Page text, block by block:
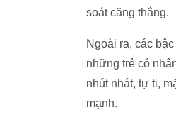
soát căng thẳng.
Ngoài ra, các
những trẻ có
nhút nhát, tự ti,
mạnh.